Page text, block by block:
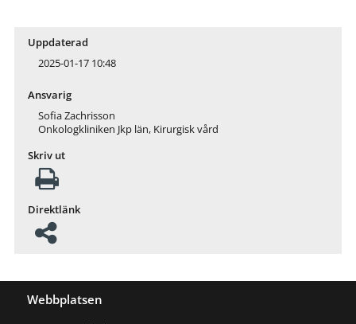
Uppdaterad
2025-01-17 10:48
Ansvarig
Sofia Zachrisson
Onkologkliniken Jkp län, Kirurgisk vård
Skriv ut
Direktlänk
Webbplatsen